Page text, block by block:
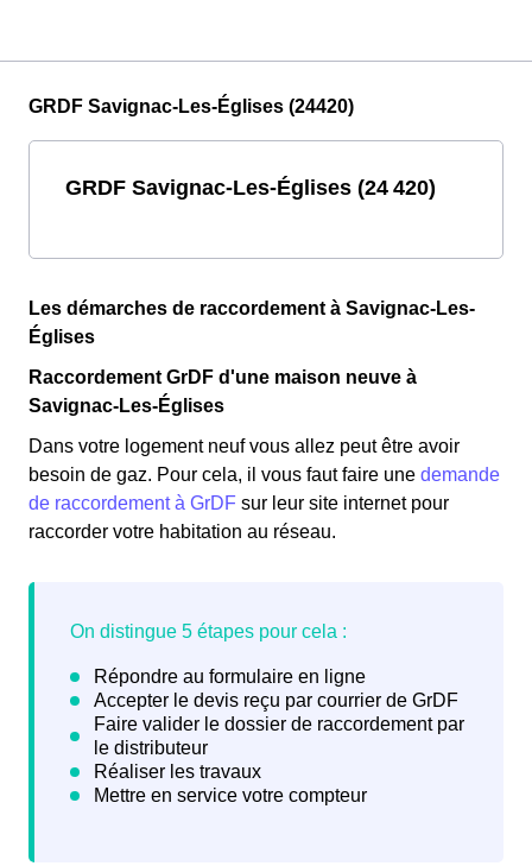
GRDF Savignac-Les-Églises (24420)
GRDF Savignac-Les-Églises (24 420)
Les démarches de raccordement à Savignac-Les-
Églises
Raccordement GrDF d'une maison neuve à
Savignac-Les-Églises
Dans votre logement neuf vous allez peut être avoir
besoin de gaz. Pour cela, il vous faut faire une demande
de raccordement à GrDF sur leur site internet pour
raccorder votre habitation au réseau.